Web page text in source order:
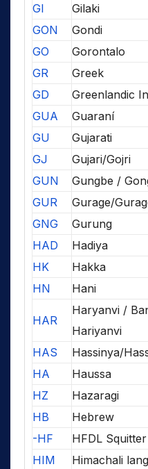
GI
Gilaki
GON
Gondi
GO
Gorontalo
GR
Greek
GD
Greenlandic
GUA
Guaraní
GU
Gujarati
GJ
Gujari/Gojri
GUN
Gungbe /
GUR
Gurage/
GNG
Gurung
HAD
Hadiya
HK
Hakka
HN
Hani
HAR
Haryanvi /
Hariyanvi
HAS
Hassinya/
HA
Haussa
HZ
Hazaragi
HB
Hebrew
-HF
HFDL
HIM
Himachali